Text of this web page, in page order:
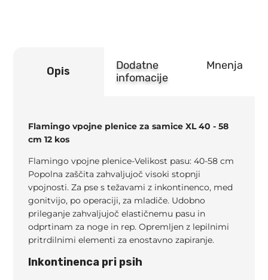
Opis
Dodatne
infomacije
Mnenja
Flamingo vpojne plenice za samice XL 40 - 58
cm 12 kos
Flamingo vpojne plenice-Velikost pasu: 40-58 cm
Popolna zaščita zahvaljujoč visoki stopnji
vpojnosti. Za pse s težavami z inkontinenco, med
gonitvijo, po operaciji, za mladiče. Udobno
prileganje zahvaljujoč elastičnemu pasu in
odprtinam za noge in rep. Opremljen z lepilnimi
pritrdilnimi elementi za enostavno zapiranje.
Inkontinenca pri psih